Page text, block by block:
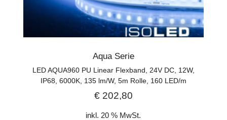
Aqua Serie
LED AQUA960 PU Linear Flexband, 24V DC, 12W,
IP68, 6000K, 135 lm/W, 5m Rolle, 160 LED/m
€202,80
inkl. 20 % MwSt.